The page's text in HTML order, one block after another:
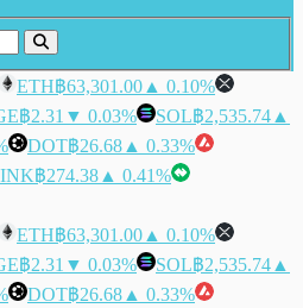
ETH฿63,301.00 ▲ 0.10%
฿2.31 ▼ 0.03% SOL฿2,535.74 ▲
DOT฿26.68 ▲ 0.33%
฿274.38 ▲ 0.41%
ETH฿63,301.00 ▲ 0.10%
฿2.31 ▼ 0.03% SOL฿2,535.74 ▲
DOT฿26.68 ▲ 0.33%